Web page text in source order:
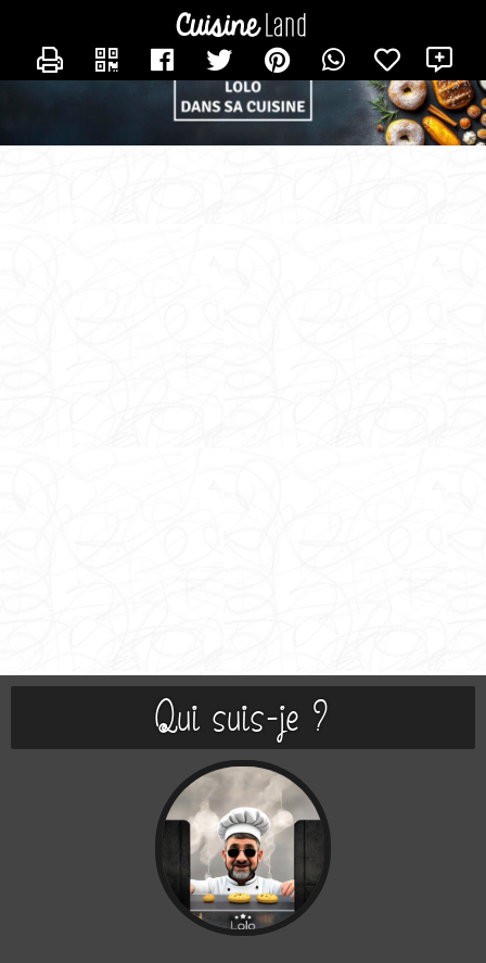
Qui suis-je ?
CONTACTER LOLO_DANS_SA_CUISINE